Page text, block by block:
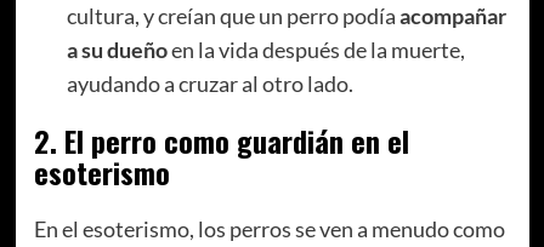
cultura, y creían que un perro podíaacompañar
a su dueñoen la vida después de la muerte,
ayudando a cruzar al otro lado.
2. El perro como guardián en el
esoterismo
En el esoterismo, los perros se ven a menudo como